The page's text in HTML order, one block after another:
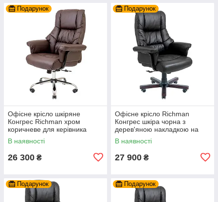
Подарунок
Офісне крісло шкіряне
Конгрес Richman хром
коричневе для керівника
В наявності
26 300 ₴
Подарунок
Офісне крісло Richman
Конгрес шкіра чорна з
дерев'яною накладкою на
коліщатках
В наявності
27 900 ₴
Подарунок Подарунок